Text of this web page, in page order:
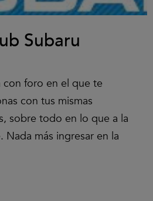
Subaru
con foro en el que te
con tus mismas
sobre todo en lo que a la
Nada más ingresar en la